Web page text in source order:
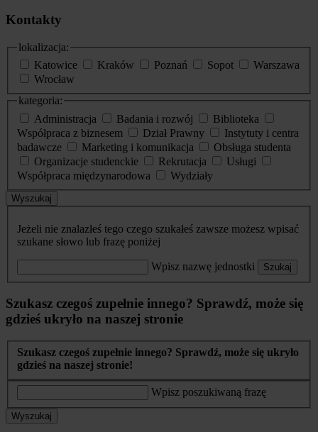
Kontakty
lokalizacja:
Katowice
Kraków Poznań Sopot
Warszawa
Wrocław
kategoria:
Administracja
Badania i rozwój
Biblioteka
Współpraca z biznesem
Dział Prawny
Instytuty i centra
badawcze
Marketing i komunikacja
Obsługa studenta
Organizacje studenckie
Rekrutacja
Usługi
Współpraca międzynarodowa
Wydziały
Wyszukaj
Jeżeli nie znalazłeś tego czego szukałeś zawsze możesz wpisać
szukane słowo lub frazę poniżej
Wpisz nazwę jednostki Szukaj
Szukasz czegoś zupełnie innego? Sprawdź, może się
gdzieś ukryło na naszej stronie
Szukasz czegoś zupełnie innego? Sprawdź, może się ukryło
gdzieś na naszej stronie!
Wpisz poszukiwaną frazę
Wyszukaj